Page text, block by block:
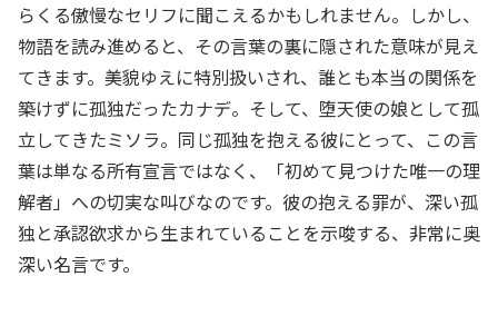
らくる傲慢なセリフに聞こえるかもしれません。しかし、
物語を読み進めると、その言葉の裏に隠された意味が見え
てきます。美貌ゆえに特別扱いされ、誰とも本当の関係を
築けずに孤独だったカナデ。そして、堕天使の娘として孤
立してきたミソラ。同じ孤独を抱える彼にとって、この言
葉は単なる所有宣言ではなく、「初めて見つけた唯一の理
解者」への切実な叫びなのです。彼の抱える罪が、深い孤
独と承認欲求から生まれていることを示唆する、非常に奥
深い名言です。